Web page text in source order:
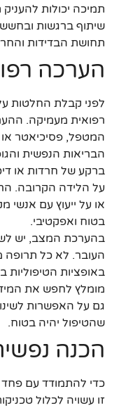
תמיכה יכולות
שיתוף ברגשות
תחושת הבדידות
הערכה
לפני קבלת החלטות
רפואית מעמיקה.
המטפל, פסיכיאטר או
הבריאות הנפשית
ברקע של חרדות או
על הלידה הקרובה.
או על ייעוץ עם אנשי
בטוח ואפקטיבי.
בהערכת המצב, יש
העובר. לא כל תרופה
באופציות
מומלץ לחפש את
גם על האפשרות
שהטיפול יהיה בטוח.
הכנה
כדי להתמודד עם פחד
זו עשויה לכלול